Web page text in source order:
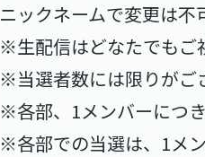
ニックネームで変更は不
※生配信はどなたでもご
※当選者数には限りがご
※各部、1メンバーにつ
※各部での当選は、1メ